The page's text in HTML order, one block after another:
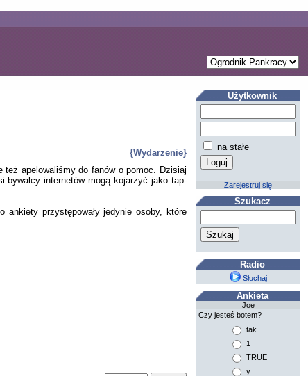
{Wydarzenie}
apelowaliśmy do fanów o pomoc. Dzisiaj
bywalcy internetów mogą kojarzyć jako tap-
ankiety przystępowały jedynie osoby, które
Użytkownik
na stałe
Zarejestruj się
Szukacz
Radio
Słuchaj
Ankieta
Joe
Czy jesteś botem?
tak
1
TRUE
y